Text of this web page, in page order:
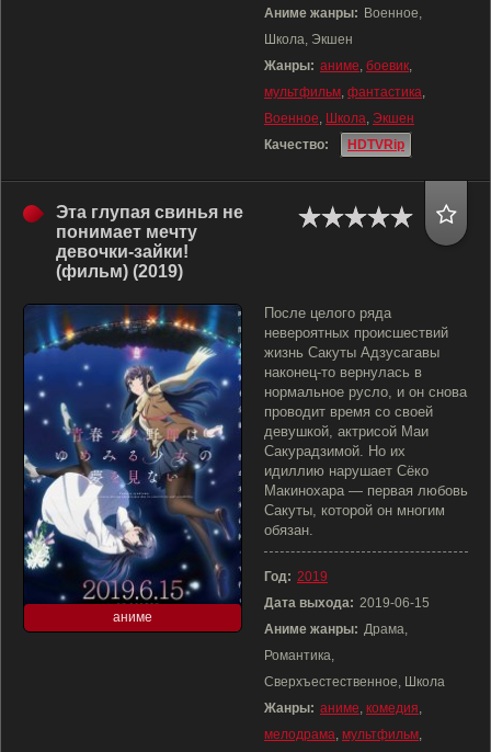
Аниме жанры: Военное,
Школа, Экшен
Жанры: аниме, боевик,
мультфильм, фантастика,
Военное, Школа, Экшен
Качество:
HDTVRip
Эта глупая свинья не
понимает мечту
девочки-зайки!
(фильм) (2019)
аниме
После целого ряда
невероятных происшествий
жизнь Сакуты Адзусагавы
наконец-то вернулась в
нормальное русло, и он снова
проводит время со своей
девушкой, актрисой Маи
Сакурадзимой. Но их
идиллию нарушает Сёко
Макинохара — первая любовь
Сакуты, которой он многим
обязан.
Год: 2019
Дата выхода: 2019-06-15
Аниме жанры: Драма,
Романтика,
Сверхъестественное, Школа
Жанры: аниме, комедия,
мелодрама, мультфильм,